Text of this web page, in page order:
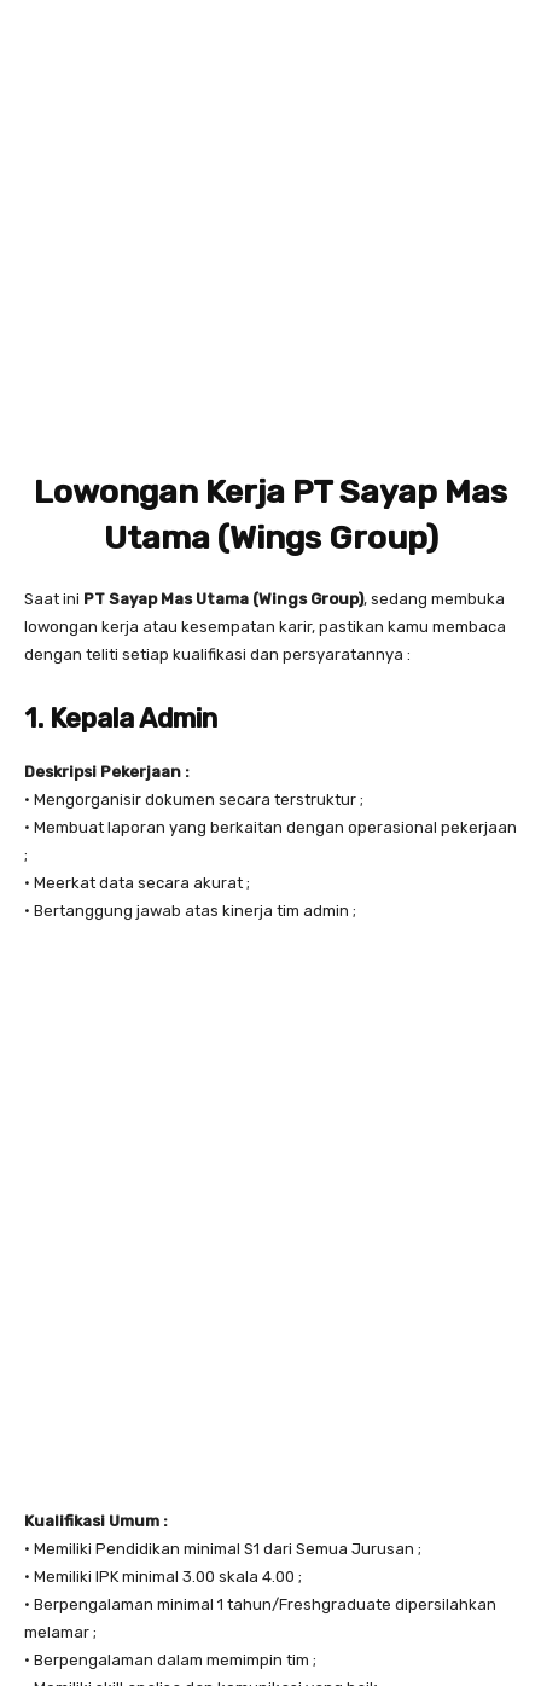
Lowongan Kerja PT Sayap Mas
Utama (Wings Group)
Saat ini PT Sayap Mas Utama (Wings Group), sedang membuka
lowongan kerja atau kesempatan karir, pastikan kamu membaca
dengan teliti setiap kualifikasi dan persyaratannya :
1. Kepala Admin
Deskripsi Pekerjaan :
• Mengorganisir dokumen secara terstruktur ;
• Membuat laporan yang berkaitan dengan operasional pekerjaan
;
• Meerkat data secara akurat ;
• Bertanggung jawab atas kinerja tim admin ;
Kualifikasi Umum :
• Memiliki Pendidikan minimal S1 dari Semua Jurusan ;
• Memiliki IPK minimal 3.00 skala 4.00 ;
• Berpengalaman minimal 1 tahun/Freshgraduate dipersilahkan
melamar ;
• Berpengalaman dalam memimpin tim ;